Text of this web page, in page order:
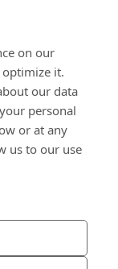
on our
optimize it.
our data
personal
or at any
us to our use